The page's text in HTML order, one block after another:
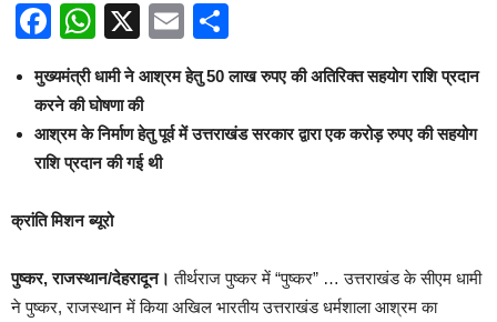
Facebook
WhatsApp
X Email
मुख्यमंत्री धामी ने आश्रम हेतु 50 लाख रुपए की अतिरिक्त सहयोग राशि प्रदान
करने की घोषणा की
आश्रम के निर्माण हेतु पूर्व में उत्तराखंड सरकार द्वारा एक करोड़ रुपए की सहयोग
राशि प्रदान की गई थी
क्रांति मिशन ब्यूरो
पुष्कर, राजस्थान/देहरादून।तीर्थराज पुष्कर में “पुष्कर” … उत्तराखंड के सीएम धामी
ने पुष्कर, राजस्थान में किया अखिल भारतीय उत्तराखंड धर्मशाला आश्रम का